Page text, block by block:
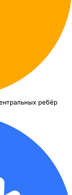
ребёр